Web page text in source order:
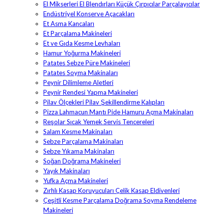
El Mikserleri El Blendırları Küçük Çırpıcılar Parçalayıcılar
Endüstriyel Konserve Açacakları
Et Asma Kancaları
Et Parçalama Makineleri
Et ve Gıda Kesme Levhaları
Hamur Yoğurma Makineleri
Patates Sebze Püre Makineleri
Patates Soyma Makinaları
Peynir Dilimleme Aletleri
Peynir Rendesi Yapma Makineleri
Pilav Ölçekleri Pilav Şekillendirme Kalıpları
Pizza Lahmacun Mantı Pide Hamuru Açma Makinaları
Reşolar Sıcak Yemek Servis Tencereleri
Salam Kesme Makinaları
Sebze Parçalama Makinaları
Sebze Yıkama Makinaları
Soğan Doğrama Makineleri
Yayık Makinaları
Yufka Açma Makineleri
Zırhlı Kasap Koruyucuları Çelik Kasap Eldivenleri
Çeşitli Kesme Parçalama Doğrama Soyma Rendeleme
Makineleri